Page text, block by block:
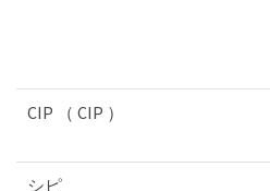
CIP （ CIP ）
シピ